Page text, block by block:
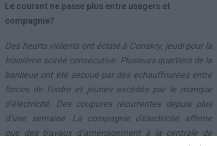
Le courant ne passe plus entre usagers et
compagnie?
Des heurts violents ont éclaté à Conakry, jeudi pour la
troisième soirée consécutive. Plusieurs quartiers de la
banlieue ont été secoué par des échauffourées entre
forces de l’ordre et jeunes excédés par le manque
d’électricité. Des coupures récurrentes depuis plus
d’une semaine. La compagnie d’électricité affirme
que des travaux d’aménagement à la centrale de